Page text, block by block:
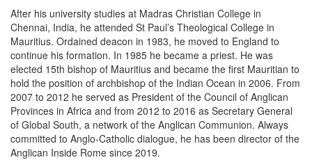
After his university studies at Madras Christian College in
Chennai, India, he attended St Paul’s Theological College in
Mauritius. Ordained deacon in 1983, he moved to England to
continue his formation. In 1985 he became a priest. He was
elected 15th bishop of Mauritius and became the first Mauritian to
hold the position of archbishop of the Indian Ocean in 2006. From
2007 to 2012 he served as President of the Council of Anglican
Provinces in Africa and from 2012 to 2016 as Secretary General
of Global South, a network of the Anglican Communion. Always
committed to Anglo-Catholic dialogue, he has been director of the
Anglican Inside Rome since 2019.